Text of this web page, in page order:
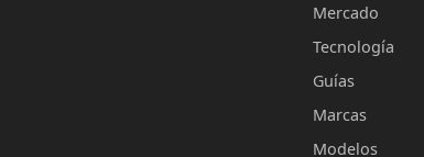
Mercado
Tecnología
Guías
Marcas
Modelos